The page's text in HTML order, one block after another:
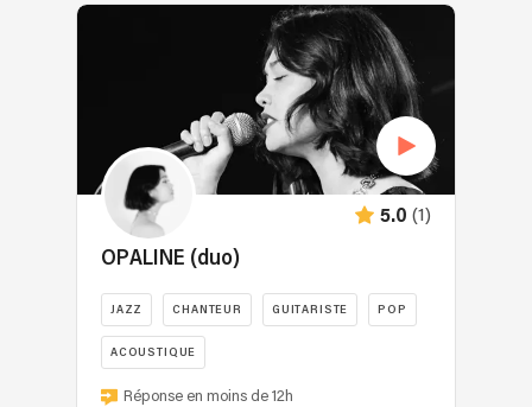
5.0 (1)
OPALINE (duo)
JAZZ CHANTEUR GUITARISTE POP
ACOUSTIQUE
Réponse en moins de 12h